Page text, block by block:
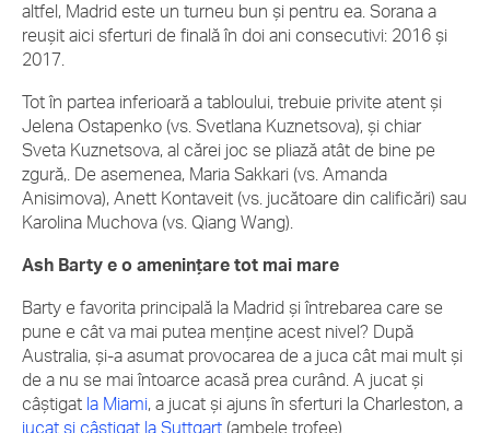
altfel, Madrid este un turneu bun și pentru ea. Sorana a
reușit aici sferturi de finală în doi ani consecutivi: 2016 și
2017.
Tot în partea inferioară a tabloului, trebuie privite atent și
Jelena Ostapenko (vs. Svetlana Kuznetsova), și chiar
Sveta Kuznetsova, al cărei joc se pliază atât de bine pe
zgură,. De asemenea, Maria Sakkari (vs. Amanda
Anisimova), Anett Kontaveit (vs. jucătoare din calificări) sau
Karolina Muchova (vs. Qiang Wang).
Ash Barty e o amenințare tot mai mare
Barty e favorita principală la Madrid și întrebarea care se
pune e cât va mai putea menține acest nivel? După
Australia, și-a asumat provocarea de a juca cât mai mult și
de a nu se mai întoarce acasă prea curând. A jucat și
câștigat la Miami, a jucat și ajuns în sferturi la Charleston, a
jucat și câștigat la Suttgart (ambele trofee).